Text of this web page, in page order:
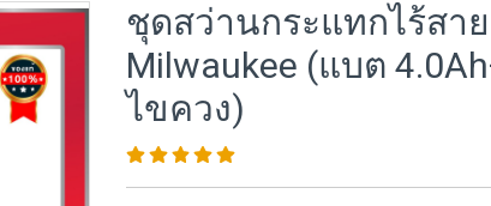
ชุดสว่านกระแทกไร้สาย
Milwaukee (แบต
ไขควง)